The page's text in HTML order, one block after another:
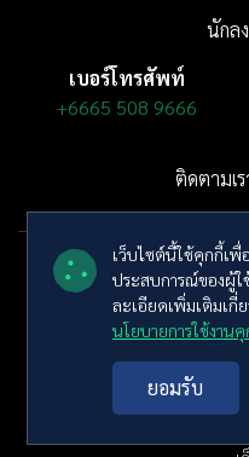
เว็บไซต์นี้ใช้คุกกี้เพื่
ประสบการณ์ของผู้ใ
ละเอียดเพิ่มเติมเกี่
นโยบายการใช้งาน
ยอมรับ
นักล
เบอร์โทรศัพท์
+6665 508 9666
ติดตามเร
© ลิขสิทธิ์ พ.ศ. 2569 บริษัท เอ็